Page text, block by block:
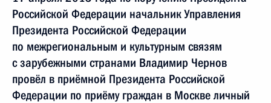
Российской Федерации начальник Управления
Президента Российской Федерации
по межрегиональным и культурным связям
с зарубежными странами Владимир Чернов
провёл в приёмной Президента Российской
Федерации по приёму граждан в Москве личный